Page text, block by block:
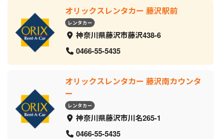
オリックスレンタカー 藤沢駅前
レンタカー
神奈川県藤沢市藤沢438-6
0466-55-5435
オリックスレンタカー 藤沢南カウンタ
ー
レンタカー
神奈川県藤沢市川名265-1
0466-55-5435